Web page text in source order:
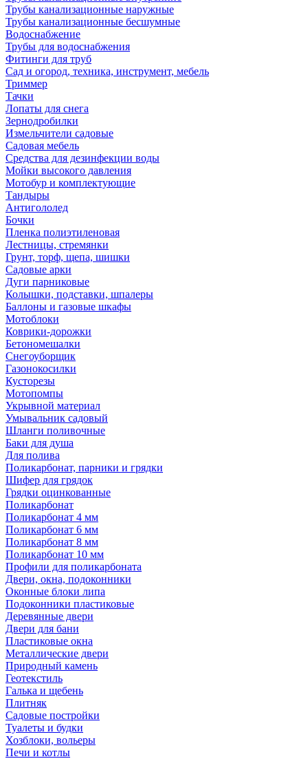
Трубы канализационные наружные
Трубы канализационные бесшумные
Водоснабжение
Трубы для водоснабжения
Фитинги для труб
Сад и огород, техника, инструмент, мебель
Триммер
Тачки
Лопаты для снега
Зернодробилки
Измельчители садовые
Садовая мебель
Средства для дезинфекции воды
Мойки высокого давления
Мотобур и комплектующие
Тандыры
Антигололед
Бочки
Пленка полиэтиленовая
Лестницы, стремянки
Грунт, торф, щепа, шишки
Садовые арки
Дуги парниковые
Колышки, подставки, шпалеры
Баллоны и газовые шкафы
Мотоблоки
Коврики-дорожки
Бетономешалки
Снегоуборщик
Газонокосилки
Кусторезы
Мотопомпы
Укрывной материал
Умывальник садовый
Шланги поливочные
Баки для душа
Для полива
Поликарбонат, парники и грядки
Шифер для грядок
Грядки оцинкованные
Поликарбонат
Поликарбонат 4 мм
Поликарбонат 6 мм
Поликарбонат 8 мм
Поликарбонат 10 мм
Профили для поликарбоната
Двери, окна, подоконники
Оконные блоки липа
Подоконники пластиковые
Деревянные двери
Двери для бани
Пластиковые окна
Металлические двери
Природный камень
Геотекстиль
Галька и щебень
Плитняк
Садовые постройки
Туалеты и будки
Хозблоки, вольеры
Печи и котлы